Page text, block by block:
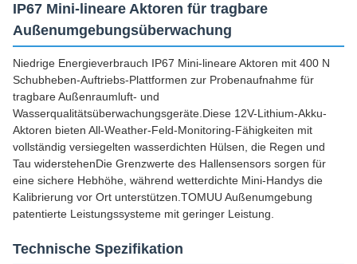
IP67 Mini-lineare Aktoren für tragbare
Außenumgebungsüberwachung
Niedrige Energieverbrauch IP67 Mini-lineare Aktoren mit 400 N
Schubheben-Auftriebs-Plattformen zur Probenaufnahme für
tragbare Außenraumluft- und
Wasserqualitätsüberwachungsgeräte.Diese 12V-Lithium-Akku-
Aktoren bieten All-Weather-Feld-Monitoring-Fähigkeiten mit
vollständig versiegelten wasserdichten Hülsen, die Regen und
Tau widerstehenDie Grenzwerte des Hallensensors sorgen für
eine sichere Hebhöhe, während wetterdichte Mini-Handys die
Kalibrierung vor Ort unterstützen.TOMUU Außenumgebung
patentierte Leistungssysteme mit geringer Leistung.
Technische Spezifikation